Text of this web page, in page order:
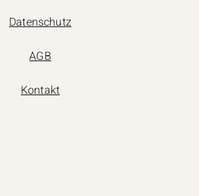
Datenschutz
AGB
Kontakt